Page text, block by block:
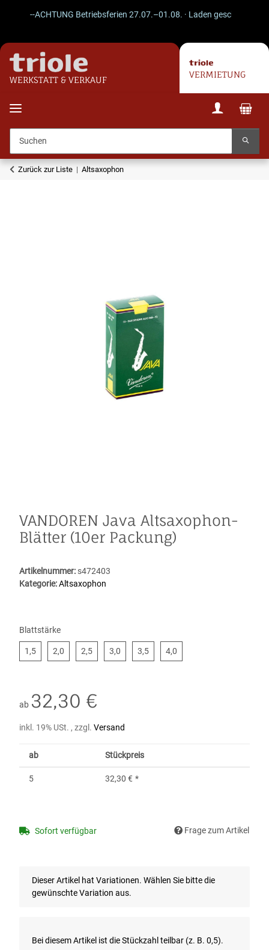
--ACHTUNG Betriebsferien 27.07.–01.08. · Laden geschlossen ·
WERKSTATT & VERKAUF
VERMIETUNG
Zurück zur Liste Altsaxophon
VANDOREN Java Altsaxophon-
Blätter (10er Packung)
Artikelnummer: s472403
Kategorie:Altsaxophon
Blattstärke
1,51,5 2,0 2,52,5 3,0 3,53,5 4,0
ab 32,30 €
inkl. 19% USt. , zzgl. Versand
ab Stückpreis
5 32,30 € *
Sofort verfügbar Frage zum Artikel
x
Dieser Artikel hat Variationen. Wählen Sie bitte die
gewünschte Variation aus.
Bei diesem Artikel ist die Stückzahl teilbar (z. B. 0,5).